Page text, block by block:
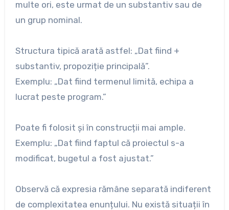
multe ori, este urmat de un substantiv sau de
un grup nominal.
Structura tipică arată astfel: „Dat fiind +
substantiv, propoziție principală”.
Exemplu: „Dat fiind termenul limită, echipa a
lucrat peste program.”
Poate fi folosit și în construcții mai ample.
Exemplu: „Dat fiind faptul că proiectul s-a
modificat, bugetul a fost ajustat.”
Observă că expresia rămâne separată indiferent
de complexitatea enunțului. Nu există situații în